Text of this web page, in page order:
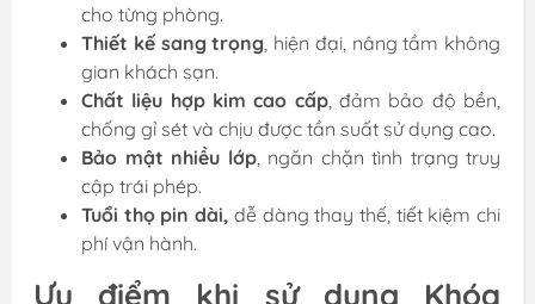
cho từng phòng.
Thiết kế sang trọng , hiện đại, nâng tầm không
gian khách sạn.
Chất liệu hợp kim cao cấp, đảm bảo độ bền,
chống gỉ sét và chịu được tần suất sử dụng cao.
Bảo mật nhiều lớp, ngăn chặn tình trạng truy
cập trái phép.
Tuổi thọ pin dài, dễ dàng thay thế, tiết kiệm chi
phí vận hành.
Ưu điểm khi sử dụng Khóa